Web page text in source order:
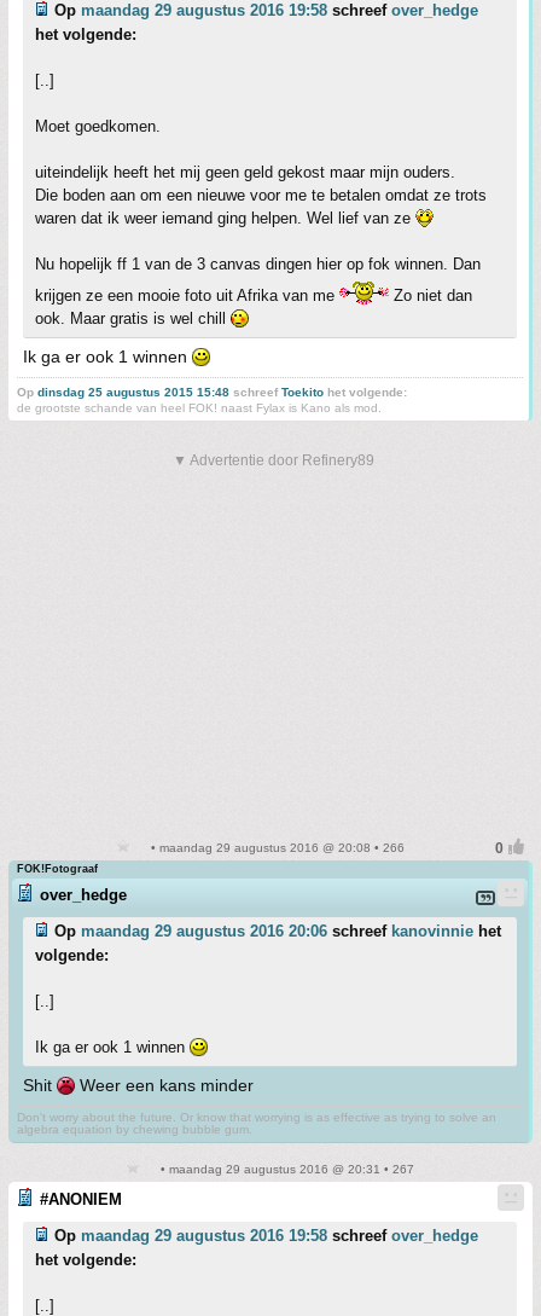
Op maandag 29 augustus 2016 19:58 schreef over_hedge
het volgende:
[..]
Moet goedkomen.
uiteindelijk heeft het mij geen geld gekost maar mijn ouders.
Die boden aan om een nieuwe voor me te betalen omdat ze trots
waren dat ik weer iemand ging helpen. Wel lief van ze
Nu hopelijk ff 1 van de 3 canvas dingen hier op fok winnen. Dan
krijgen ze een mooie foto uit Afrika van me
Zo niet dan
ook. Maar gratis is wel chill
Ik ga er ook 1 winnen
Op dinsdag 25 augustus 2015 15:48 schreefToekito het volgende:
de grootste schande van heel FOK! naast Fylax is Kano als mod.
▼ Advertentie door Refinery89
• maandag 29 augustus 2016 @ 20:08 • 266
FOK!Fotograaf
over_hedge
Op maandag 29 augustus 2016 20:06 schreef kanovinnie het
volgende:
[..]
Ik ga er ook 1 winnen
Shit Weer een kans minder
Don't worry about the future. Or know that worrying is as effective as trying to solve an
algebra equation by chewing bubble gum.
• maandag 29 augustus 2016 @ 20:31 • 267
#ANONIEM
Op maandag 29 augustus 2016 19:58 schreef over_hedge
het volgende:
[..]